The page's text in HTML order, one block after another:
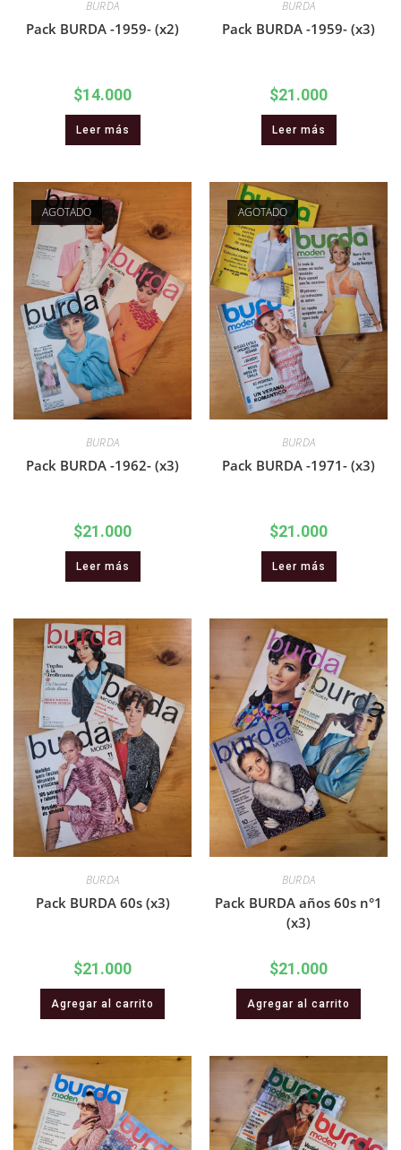
BURDA
Pack BURDA -1959- (x2)
$14.000
Leer más
BURDA
Pack BURDA -1959- (x3)
$21.000
Leer más
AGOTADO
BURDA
Pack BURDA -1962- (x3)
$21.000
Leer más
AGOTADO
BURDA
Pack BURDA -1971- (x3)
$21.000
Leer más
BURDA
Pack BURDA 60s (x3)
$21.000
Agregar al carrito
BURDA
Pack BURDA años 60s n°1
(x3)
$21.000
Agregar al carrito